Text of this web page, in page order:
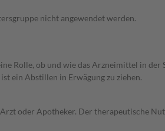
nicht angewendet werden.
Rolle, ob und wie das Arzneimittel in
ein Abstillen in Erwägung zu ziehen.
oder Apotheker. Der therapeutische